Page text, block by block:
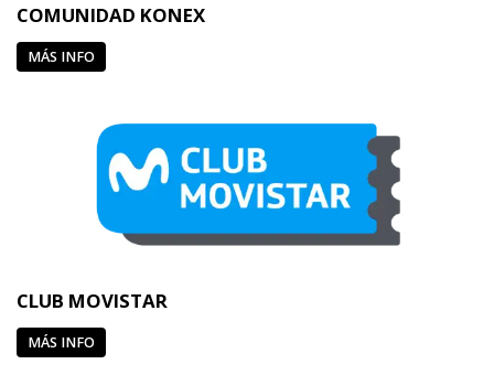
COMUNIDAD KONEX
MÁS INFO
CLUB MOVISTAR
MÁS INFO